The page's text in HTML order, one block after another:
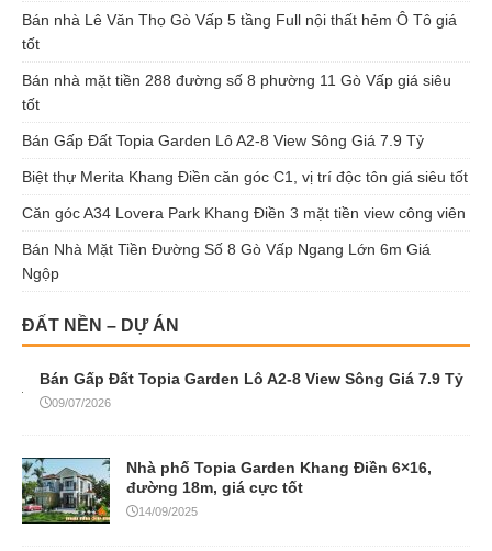
Bán nhà Lê Văn Thọ Gò Vấp 5 tầng Full nội thất hẻm Ô Tô giá
tốt
Bán nhà mặt tiền 288 đường số 8 phường 11 Gò Vấp giá siêu
tốt
Bán Gấp Đất Topia Garden Lô A2-8 View Sông Giá 7.9 Tỷ
Biệt thự Merita Khang Điền căn góc C1, vị trí độc tôn giá siêu tốt
Căn góc A34 Lovera Park Khang Điền 3 mặt tiền view công viên
Bán Nhà Mặt Tiền Đường Số 8 Gò Vấp Ngang Lớn 6m Giá
Ngộp
ĐẤT NỀN – DỰ ÁN
Bán Gấp Đất Topia Garden Lô A2-8 View Sông Giá 7.9 Tỷ
09/07/2026
Nhà phố Topia Garden Khang Điền 6×16,
đường 18m, giá cực tốt
14/09/2025